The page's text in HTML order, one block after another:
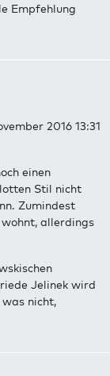
Empfehlung
2016 13:31
einen
Stil nicht
Zumindest
allerdings
Jelinek wird
nicht,